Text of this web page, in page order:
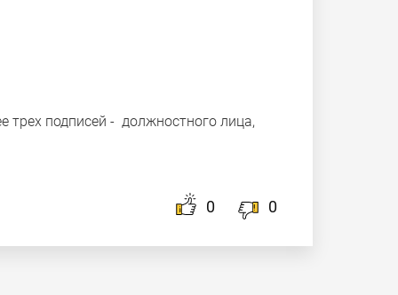
трех подписей - должностного лица,
0 0